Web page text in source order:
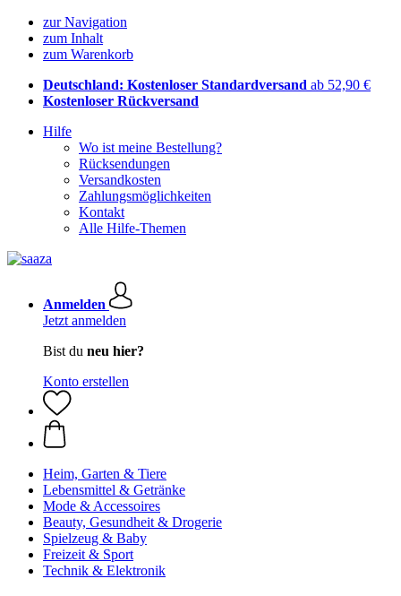
zur Navigation
zum Inhalt
zum Warenkorb
Deutschland: Kostenloser Standardversand ab 52,90 €
Kostenloser Rückversand
Hilfe
Wo ist meine Bestellung?
Rücksendungen
Versandkosten
Zahlungsmöglichkeiten
Kontakt
Alle Hilfe-Themen
Anmelden
Jetzt anmelden
Bist du neu hier?
Konto erstellen
Heim, Garten & Tiere
Lebensmittel & Getränke
Mode & Accessoires
Beauty, Gesundheit & Drogerie
Spielzeug & Baby
Freizeit & Sport
Technik & Elektronik